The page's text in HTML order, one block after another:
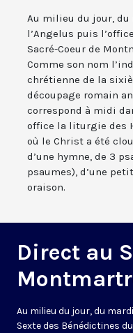
Au milieu du jour, du
l’Angelus puis
Sacré-Coeur de
Comme son nom
chrétienne de la
découpage romain
correspond à midi
office la liturgie des
où le Christ a été
d’une hymne, de 3
psaumes), d’une
oraison.
Direct au
Au milieu du jour, du
Sexte des Bénédictines du